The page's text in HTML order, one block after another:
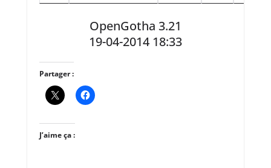
OpenGotha 3.21
19-04-2014 18:33
Partager :
J’aime ça :